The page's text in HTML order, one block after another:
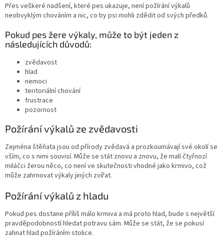
Přes veškeré nadšení, které pes ukazuje, není požírání výkalů
neobvyklým chováním a nic, co by psi mohli zdědit od svých předků.
Pokud pes žere výkaly, může to být jeden z
následujících důvodů:
zvědavost
hlad
nemoci
teritoriální chování
frustrace
pozornost
Požírání výkalů ze zvědavosti
Zejména štěňata jsou od přírody zvědavá a prozkoumávají své okolí se
vším, co s nimi souvisí. Může se stát znovu a znovu, že malí čtyřnozí
miláčci žerou něco, co není ve skutečnosti vhodné jako krmivo, což
může zahrnovat výkaly jiných zvířat.
Požírání výkalů z hladu
Pokud pes dostane příliš málo krmiva a má proto hlad, bude s největší
pravděpodobností hledat potravu sám. Může se stát, že se pokusí
zahnat hlad požíráním stolice.